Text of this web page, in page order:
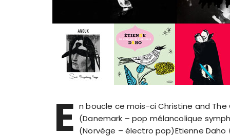
E n boucle ce mois-ci Christine and
(Danemark – pop mélancolique
(Norvège – électro pop)Etienne Daho